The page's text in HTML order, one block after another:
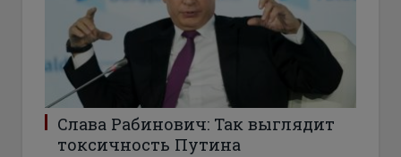
Слава Рабинович: Так выглядит
токсичность Путина